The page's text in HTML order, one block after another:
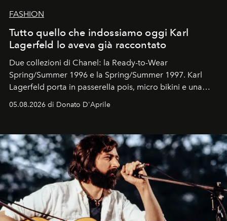
FASHION
Tutto quello che indossiamo oggi Karl
Lagerfeld lo aveva già raccontato
Due collezioni di Chanel: la Ready-to-Wear
Spring/Summer 1996 e la Spring/Summer 1997. Karl
Lagerfeld porta in passerella pois, micro bikini e una
logomania pensata per la spiaggia
Kate, Claudia e Carla una dietro l'altra. Trent'anni dopo,
uno dei documenti più contemporanei che abbiamo.
05.08.2026 di Donato D'Aprile